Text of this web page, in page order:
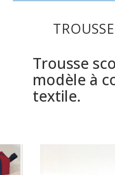
Trousse
modèle à
textile.